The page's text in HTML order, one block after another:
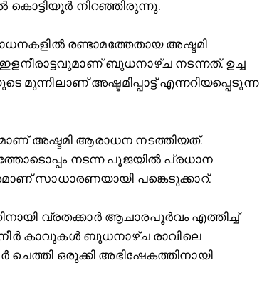
കൊട്ടിയൂർ നിറഞ്ഞിരുന്നു.
രണ്ടാമത്തേതായ അഷ്ടമി
ബുധനാഴ്ച നടന്നത്. ഉച്ച
അഷ്ടമിപ്പാട്ട് എന്നറിയപ്പെടുന്ന
അഷ്ടമി ആരാധന നടത്തിയത്.
നടന്ന പൂജയില്‍ പ്രധാന
സാധാരണയായി പങ്കെടുക്കാറ്.
വ്രതക്കാർ ആചാരപൂർവം എത്തിച്ച്‌
കാവുകള്‍ ബുധനാഴ്ച രാവിലെ
ഒരുക്കി അഭിഷേകത്തിനായി